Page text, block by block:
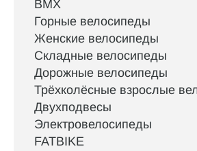
BMX
Горные велосипеды
Женские велосипеды
Складные велосипеды
Дорожные велосипеды
Трёхколёсные взрослые
Двухподвесы
Электровелосипеды
FATBIKE